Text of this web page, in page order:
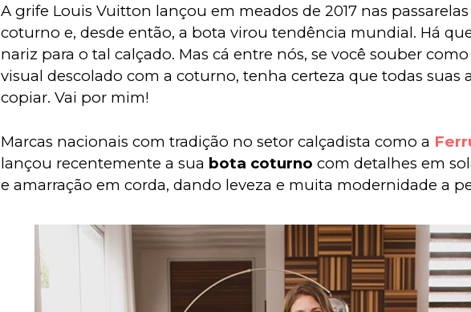
A grife Louis Vuitton lançou em meados de 2017 nas
coturno e, desde então, a bota virou tendência mundial. Há
nariz para o tal calçado. Mas cá entre nós, se você souber
visual descolado com a coturno, tenha certeza que todas suas
copiar. Vai por mim!
Marcas nacionais com tradição no setor calçadista como a
lançou recentemente a sua bota coturno com detalhes em
e amarração em corda, dando leveza e muita modernidade a